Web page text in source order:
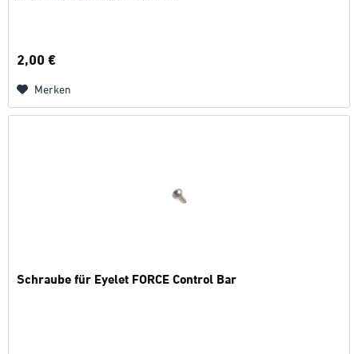
2,00 €
Merken
Schraube für Eyelet FORCE Control Bar